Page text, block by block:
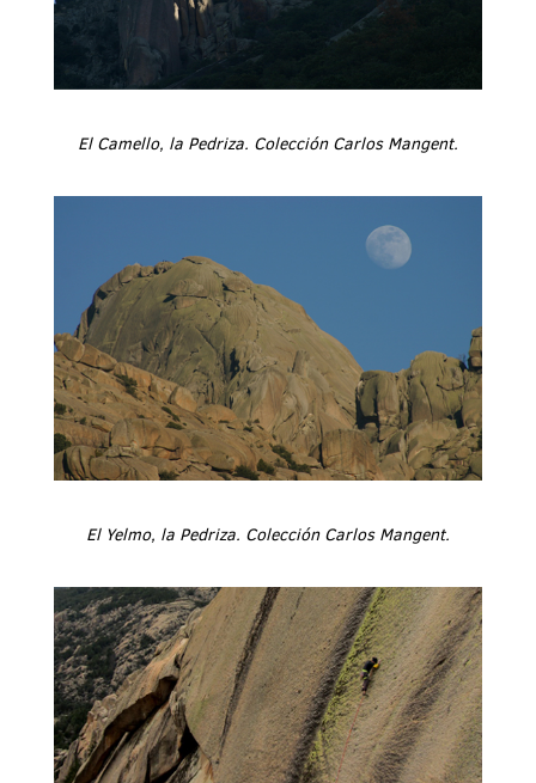
El Camello, la Pedriza. Colección Carlos Mangent.
El Yelmo, la Pedriza. Colección Carlos Mangent.